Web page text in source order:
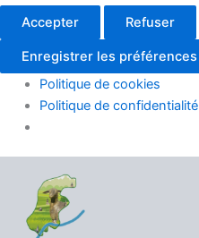
Accepter Refuser
Enregistrer les préférences
Politique de cookies
Politique de confidentialité